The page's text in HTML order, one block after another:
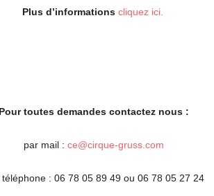
Plus d’informations cliquez ici.
Pour toutes demandes contactez nous :
par mail : ce@cirque-gruss.com
téléphone : 06 78 05 89 49 ou 06 78 05 27 24